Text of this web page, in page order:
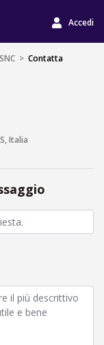
Accedi
> Contatta
Italia